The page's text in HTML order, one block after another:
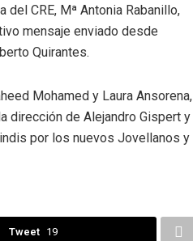
CRE, Mª Antonia Rabanillo,
mensaje enviado desde
Quirantes.
Mohamed y Laura Ansorena,
dirección de Alejandro Gispert y
por los nuevos Jovellanos y
Tweet 19